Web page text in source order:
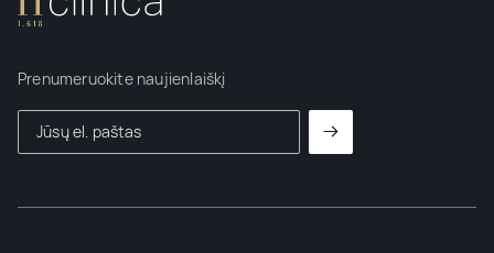
Prenumeruokite naujienlaiškį